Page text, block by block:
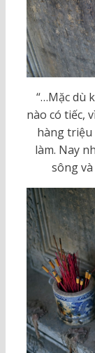
“…Mặc dù
nào có tiếc,
hàng
làm. Nay
sông và